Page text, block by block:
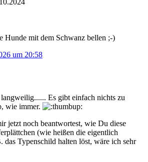
Hunde mit dem Schwanz bellen ;-)
um 20:58
Es gibt einfach nichts zu
wie immer.
jetzt noch beantwortest, wie Du diese
(wie heißen die eigentlich
das Typenschild halten löst, wäre ich sehr